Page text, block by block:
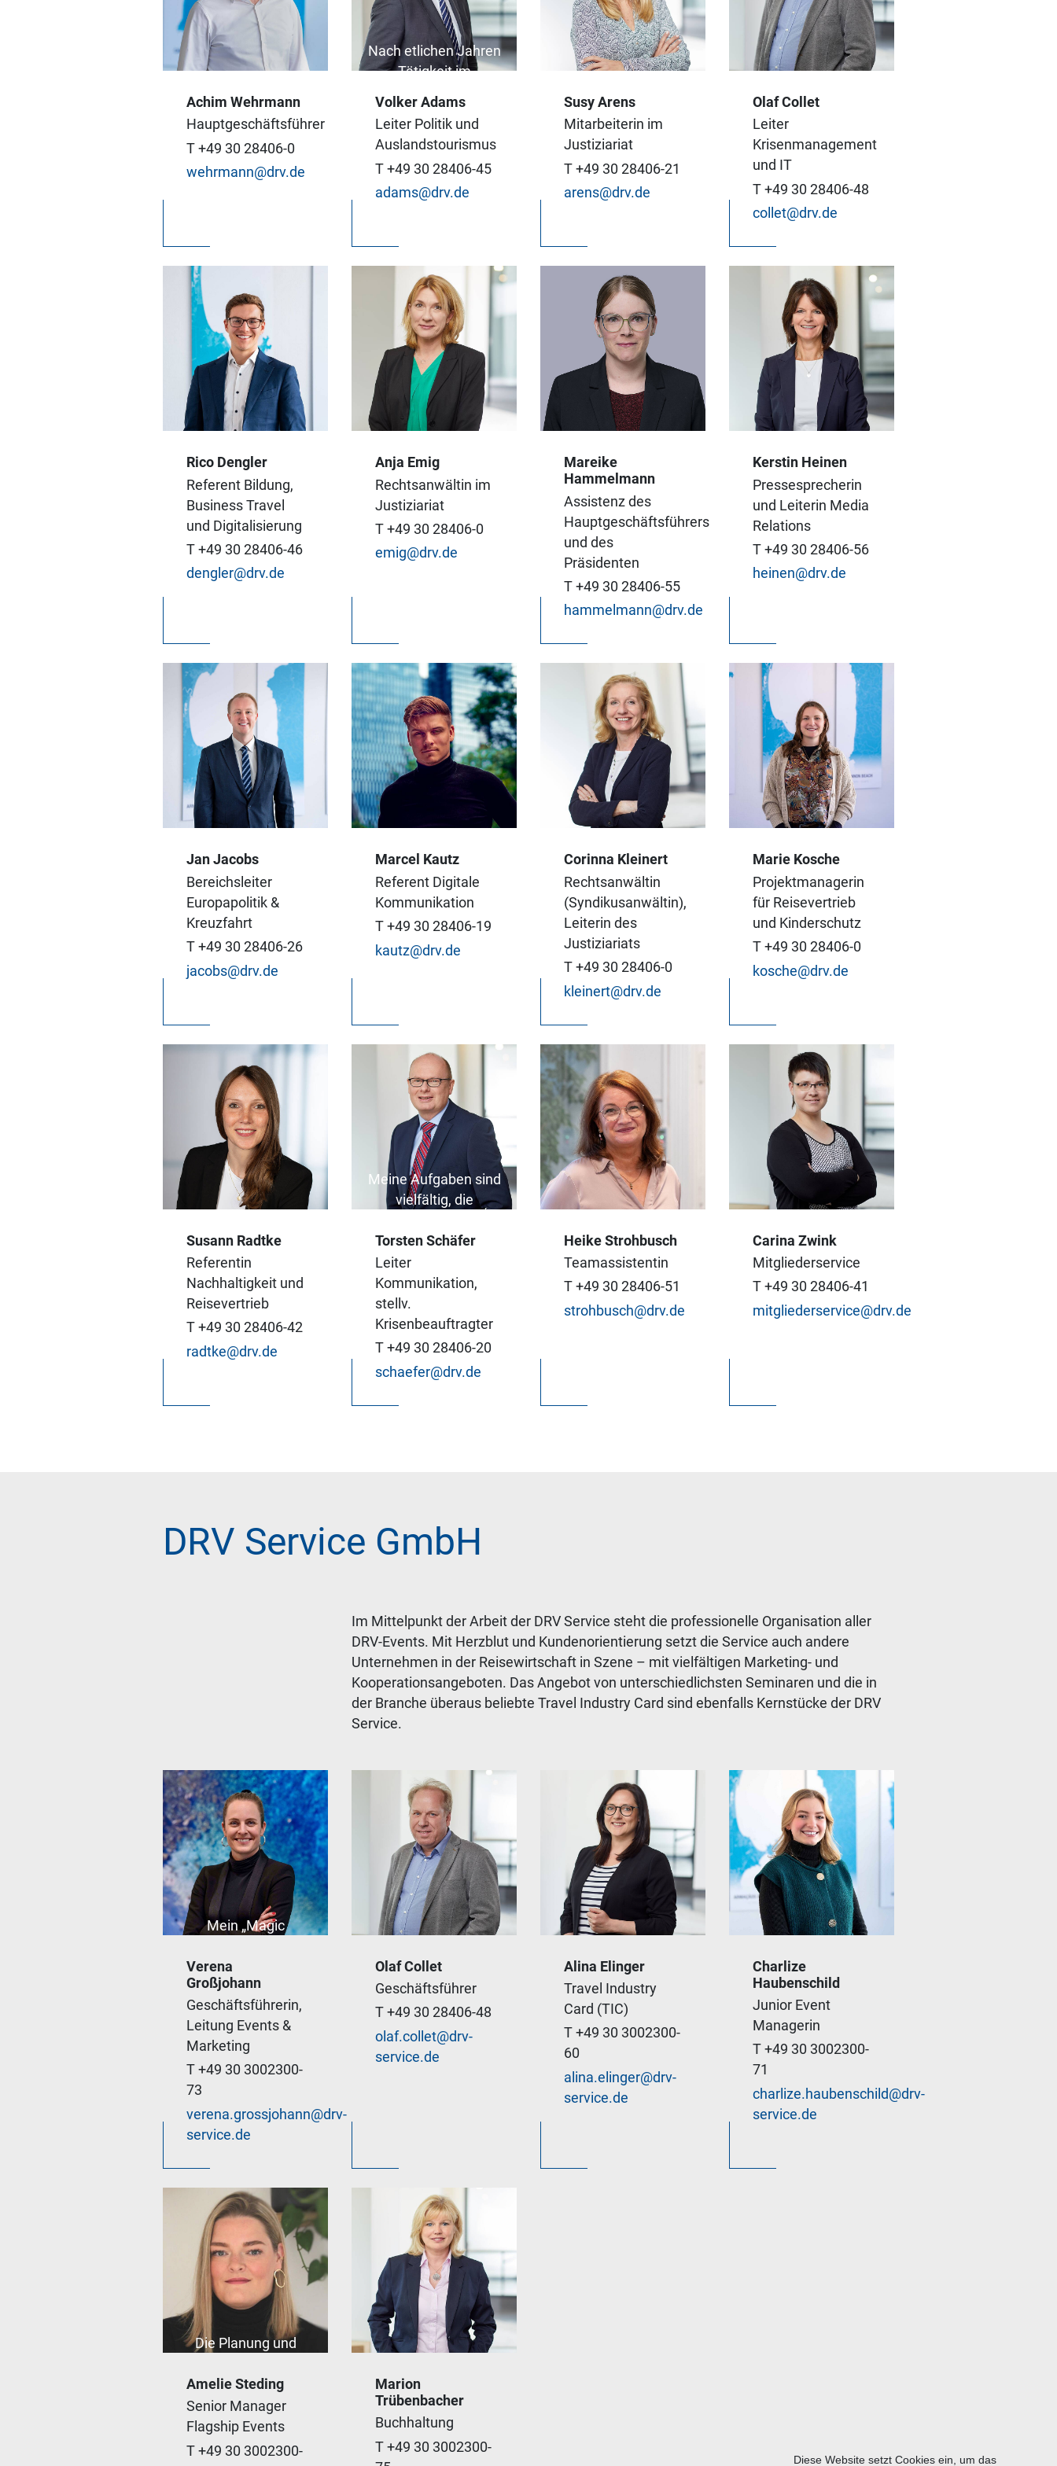
Diese Website setzt Cookies ein, um das
Alle Ziele. Eine
Stimme: Wir im DRV
sorgen für die
politische Vernetzung
der Reisewirtschaft in
Achim Wehrmann
Hauptgeschäftsführer
T +49 30 28406-0
wehrmann@drv.de
Nach etlichen Jahren
Tätigkeit im
Deutschen Bundestag
politischen System
gut aus. Diese
Erfahrung bringe ich
nun an der
Volker Adams
Leiter Politik und
Auslandstourismus
T +49 30 28406-45
adams@drv.de
Von der Ablage bis zur
Zettelwirtschaft habe
ich alles in der
Rechtsabteilung unter
Kontrolle.
Susy Arens
Mitarbeiterin im
Justiziariat
T +49 30 28406-21
arens@drv.de
Ob Unfall,
oder politische
Unruhen – bei Krisen
stehe ich unseren
Unternehmen
verlässlich zur Seite.
Olaf Collet
Leiter
Krisenmanagement
und IT
T +49 30 28406-48
collet@drv.de
zur jungen
Führungskraft: Als
Referent für Bildung
betreue ich den
touristischen
Nachwuchs in der
DRV-Talentakademie.
Rico Dengler
Referent Bildung,
Business Travel
und Digitalisierung
T +49 30 28406-46
dengler@drv.de
Wir beobachten die
Entwicklungen der
Rechtsprechung mit
Blick auf die
Reisewirtschaft und
beraten unsere
Anja Emig
Rechtsanwältin im
Justiziariat
T +49 30 28406-0
emig@drv.de
Ich habe alle Belange
des
Hauptgeschäftsführers
und Präsidenten im
Blick.
Mareike
Hammelmann
Assistenz des
Hauptgeschäftsführers
und des
Präsidenten
T +49 30 28406-55
hammelmann@drv.de
Pressesprecherin bei
Airline, Veranstalter
und Hotel unterwegs,
freue ich mich noch
heute, Medien bei
ihren Recherchen zu
unterstützen.
Kerstin Heinen
Pressesprecherin
und Leiterin Media
Relations
T +49 30 28406-56
heinen@drv.de
Ich begleite die
europäische Politik für
die Reisewirtschaft
und bringe die
Perspektive der
Branche in Brüssel ein.
Jan Jacobs
Bereichsleiter
Europapolitik &
Kreuzfahrt
T +49 30 28406-26
jacobs@drv.de
Gezielt passende
formen und diese
effektiv digital zu
vermitteln - das liegt in
meiner
Marcel Kautz
Referent Digitale
Kommunikation
T +49 30 28406-19
kautz@drv.de
Erfolgsaussichten von
Klagen und führen
Musterprozesse für
unsere Mitglieder, um
branchenrelevante
Rechtsfragen zu
klären.
Corinna Kleinert
Rechtsanwältin
(Syndikusanwältin),
Leiterin des
Justiziariats
T +49 30 28406-0
kleinert@drv.de
Reisevertrieb und
wirksamen
Kinderschutz – dafür
setze ich mich ein.
Marie Kosche
Projektmanagerin
für Reisevertrieb
und Kinderschutz
T +49 30 28406-0
kosche@drv.de
Nachhaltigkeit,
Reisevertrieb und
Digitalisierung bin ich
genau die richtige
Ansprechpartnerin für
Sie.
Susann Radtke
Referentin
Nachhaltigkeit und
Reisevertrieb
T +49 30 28406-42
radtke@drv.de
Meine Aufgaben sind
vielfältig, die
Reiz aus: Fernseh- und
Radiointerviews
geben,
Pressemitteilungen
schreiben,
Neuigkeiten für die
Mitglieder via Website
und Newsletter
Torsten Schäfer
Leiter
Kommunikation,
stellv.
Krisenbeauftragter
T +49 30 28406-20
schaefer@drv.de
Mit Leidenschaft für
das Team.
Heike Strohbusch
Teamassistentin
T +49 30 28406-51
strohbusch@drv.de
Ich freue mich über
jedes Neumitglied und
helfe gerne weiter,
wenn Sie Fragen zur
Carina Zwink
Mitgliederservice
T +49 30 28406-41
mitgliederservice@drv.de
DRV Ser­vice GmbH
Im Mittelpunkt der Arbeit der DRV Service steht die professionelle Organisation aller
DRV-Events. Mit Herzblut und Kundenorientierung setzt die Service auch andere
Unternehmen in der Reisewirtschaft in Szene – mit vielfältigen Marketing- und
Kooperationsangeboten. Das Angebot von unterschiedlichsten Seminaren und die in
der Branche überaus beliebte Travel Industry Card sind ebenfalls Kernstücke der DRV
Service.
Mein „Magic
einer Idee, mit
akribisch angelegten
Ablaufplänen, ein Live
Event entsteht, das
alle Involvierten
gleichermaßen
begeistert und die
Branche verbindet.
Verena
Großjohann
Geschäftsführerin,
Leitung Events &
Marketing
T +49 30 3002300-
73
verena.grossjohann@drv-
service.de
Olaf Collet
Geschäftsführer
T +49 30 28406-48
olaf.collet@drv-
service.de
Service heißt, das
Geschäft mit den
Augen des Kunden zu
Alina Elinger
Travel Industry
Card (TIC)
T +49 30 3002300-
60
alina.elinger@drv-
service.de
zusammenbringen,
verbinden und dabei
nachhaltige
Erinnerungen schaffen
- immer mit einem
Charlize
Haubenschild
Junior Event
Managerin
T +49 30 3002300-
71
charlize.haubenschild@drv-
service.de
Die Planung und
Leitveranstaltungen
des DRV gestalte ich
mit Weitsicht,
Genauigkeit und
Amelie Steding
Senior Manager
Flagship Events
T +49 30 3002300-
Doppelte Buchhaltung
ist eine Kunst – kein
Job.
Marion
Trübenbacher
Buchhaltung
T +49 30 3002300-